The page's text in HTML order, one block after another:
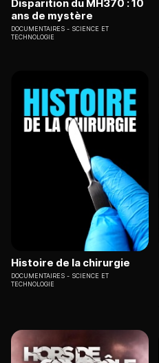
Disparition du MH370 : 10
ans de mystère
DOCUMENTAIRES
SCIENCE ET
TECHNOLOGIE
Histoire de la chirurgie
DOCUMENTAIRES
SCIENCE ET
TECHNOLOGIE